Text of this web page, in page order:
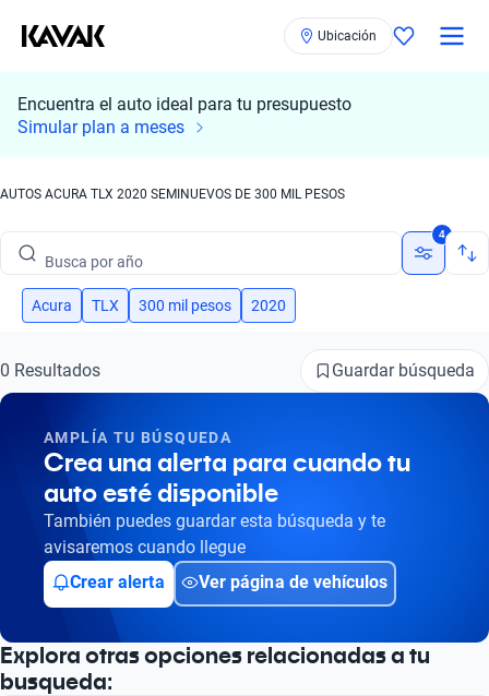
Ubicación
Encuentra el auto ideal para tu presupuesto
Simular plan a meses
AUTOS ACURA TLX 2020 SEMINUEVOS DE 300 MIL PESOS
Busca por marca
Busca por año
Busca por marca
Busca por versión
Busca por año
4
Acura TLX 300 mil pesos 2020
0 Resultados Guardar búsqueda
AMPLÍA TU BÚSQUEDA
Crea una alerta para cuando tu
auto esté disponible
También puedes guardar esta búsqueda y te
avisaremos cuando llegue
Crear alerta
Ver página de vehículos
Explora otras opciones relacionadas a tu
busqueda: